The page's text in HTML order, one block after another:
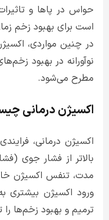
حواس در پاها و
است برای بهبود زخم
در چنین مواردی،
نوآورانه در بهبود
مطرح می‌شود.
اکسیژن درمانی
اکسیژن درمانی،
بالاتر از فشار جوی
مدت، تنفس اکسیژن
ورود اکسیژن
ترمیم و بهبود زخم‌ها